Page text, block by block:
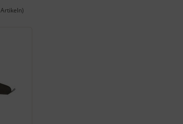
Artikeln)